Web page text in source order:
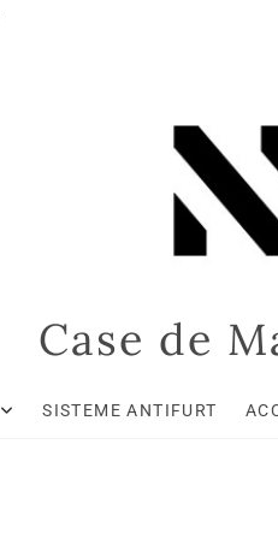
Case de
SISTEME ANTIFURT